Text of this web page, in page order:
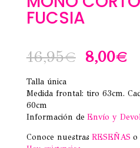
FUCSIA
16,95€ El
original
era:
16,95€.
8,00€El
Talla única
Medida frontal: tiro 63cm.
60cm
Información de Envío y
Conoce nuestras RESEÑAS o